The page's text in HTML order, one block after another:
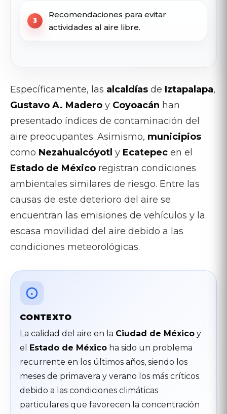
Recomendaciones para evitar
actividades al aire libre.
Específicamente, las alcaldías de Iztapalapa,
Gustavo A. Madero y Coyoacán han
presentado índices de contaminación del
aire preocupantes. Asimismo, municipios
como Nezahualcóyotl y Ecatepec en el
Estado de México registran condiciones
ambientales similares de riesgo. Entre las
causas de este deterioro del aire se
encuentran las emisiones de vehículos y la
escasa movilidad del aire debido a las
condiciones meteorológicas.
CONTEXTO
La calidad del aire en la Ciudad de México y
el Estado de México ha sido un problema
recurrente en los últimos años, siendo los
meses de primavera y verano los más críticos
debido a las condiciones climáticas
particulares que favorecen la concentración